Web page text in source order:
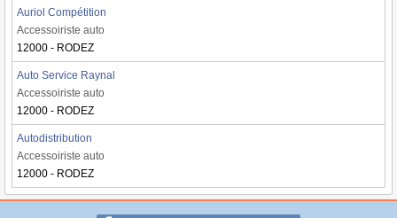
Auriol Compétition
Accessoiriste auto
12000 - RODEZ
Auto Service Raynal
Accessoiriste auto
12000 - RODEZ
Autodistribution
Accessoiriste auto
12000 - RODEZ